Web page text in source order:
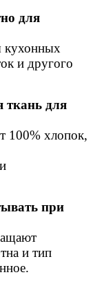
для
кухонных
и другого
ткань для
100% хлопок,
при
и тип